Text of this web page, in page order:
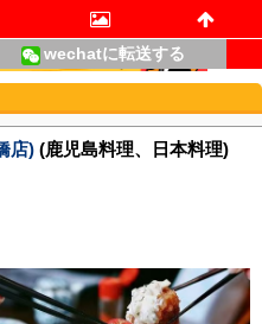
wechatに転送する
店) (鹿児島料理、日本料理)